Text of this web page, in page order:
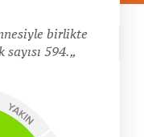
birlikte
594.